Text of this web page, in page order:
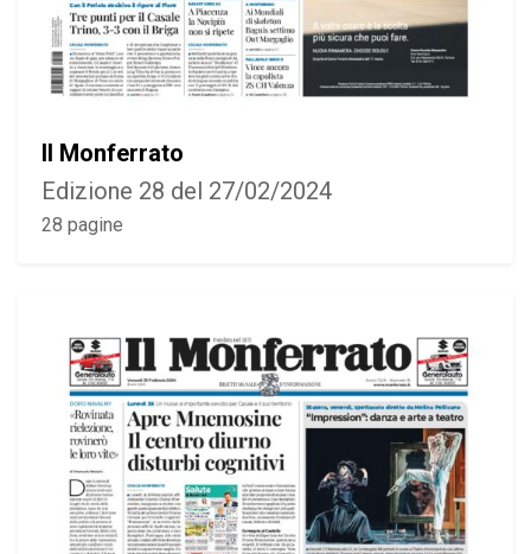
Il Monferrato
Edizione 28 del 27/02/2024
28 pagine